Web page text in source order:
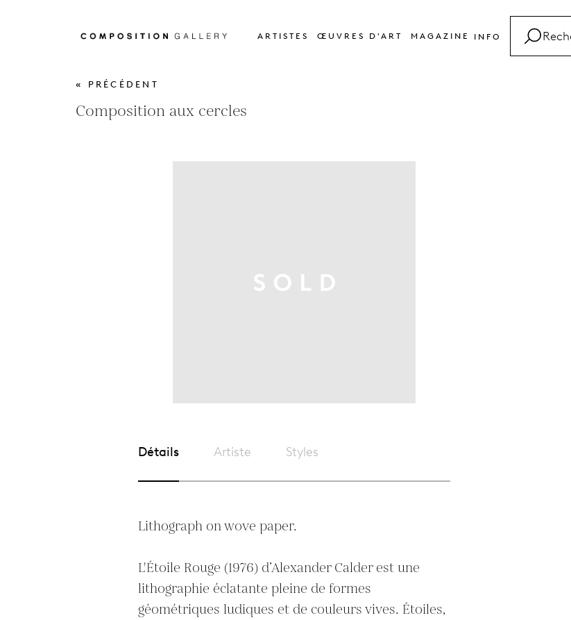
ARTISTES ŒUVRES D'ART MAGAZINE INFO
« PRÉCÉDENT
Composition aux cercles
Détails Artiste Styles
Lithograph on wove paper.
L'Étoile Rouge (1976) d’Alexander Calder est une
lithographie éclatante pleine de formes
géométriques ludiques et de couleurs vives. Étoiles,